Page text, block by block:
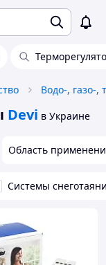
Водо-, газо-,
Devi в Украине
Область
Системы